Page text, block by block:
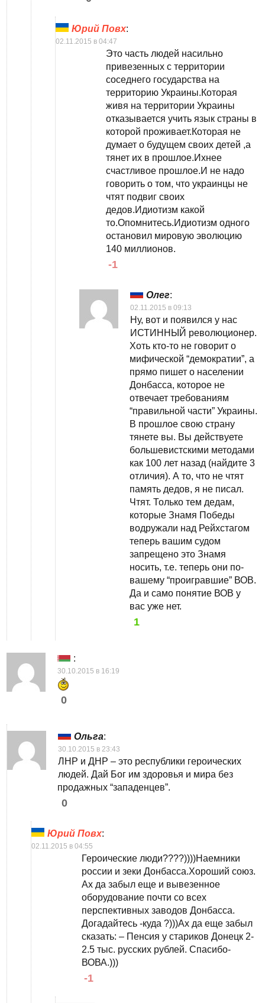
Юрий Повх:
02.11.2015 в 04:47
Это часть людей насильно
привезенных с территории
соседнего государства на
территорию Украины.Которая
живя на территории Украины
отказывается учить язык страны в
которой проживает.Которая не
думает о будущем своих детей ,а
тянет их в прошлое.Ихнее
счастливое прошлое.И не надо
говорить о том, что украинцы не
чтят подвиг своих
дедов.Идиотизм какой
то.Опомнитесь.Идиотизм одного
остановил мировую эволюцию
140 миллионов.
-1
Олег:
02.11.2015 в 09:13
Ну, вот и появился у нас
ИСТИННЫЙ революционер.
Хоть кто-то не говорит о
мифической “демократии”, а
прямо пишет о населении
Донбасса, которое не
отвечает требованиям
“правильной части” Украины.
В прошлое свою страну
тянете вы. Вы действуете
большевистскими методами
как 100 лет назад (найдите 3
отличия). А то, что не чтят
память дедов, я не писал.
Чтят. Только тем дедам,
которые Знамя Победы
водружали над Рейхстагом
теперь вашим судом
запрещено это Знамя
носить, т.е. теперь они по-
вашему “проигравшие” ВОВ.
Да и само понятие ВОВ у
вас уже нет.
1
:
30.10.2015 в 16:19
0
Ольга:
30.10.2015 в 23:43
ЛНР и ДНР – это республики героических
людей. Дай Бог им здоровья и мира без
продажных “западенцев”.
0
Юрий Повх:
02.11.2015 в 04:55
Героические люди????))))Наемники
россии и зеки Донбасса.Хороший союз.
Ах да забыл еще и вывезенное
оборудование почти со всех
перспективных заводов Донбасса.
Догадайтесь -куда ?)))Ах да еще забыл
сказать: – Пенсия у стариков Донецк 2-
2.5 тыс. русских рублей. Спасибо-
ВОВА.)))
-1